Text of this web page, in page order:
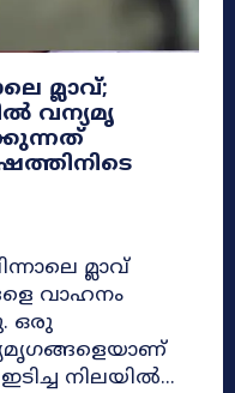
മ്ലാവ്;
വന്യമൃ​
മ്ലാവ്
വാഹനം
ഒരു
നിലയിൽ...